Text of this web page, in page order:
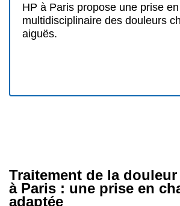
Le centre anti-douleur de
prend en charge les douleurs
une approche pluridisciplinaire
Traitement de la
à Paris : une prise en
adaptée